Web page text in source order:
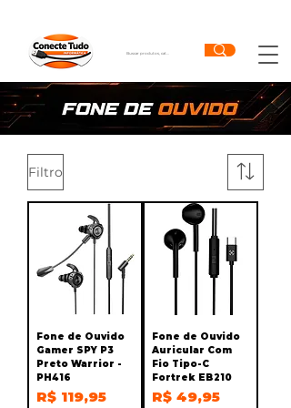
Filtro
Fone de Ouvido
Gamer SPY P3
Preto Warrior -
PH416
Preço
R$ 119,95
Fone de Ouvido
Auricular Com
Fio Tipo-C
Fortrek EB210
Preço
R$ 49,95